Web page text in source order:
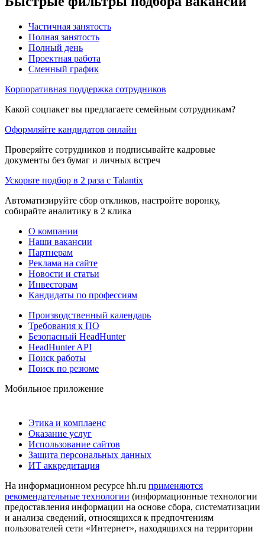
Частичная занятость
Полная занятость
Полный день
Проектная работа
Сменный график
Корпоративная поддержка сотрудников
Какой соцпакет вы предлагаете семейным сотрудникам?
Оформляйте кандидатов онлайн
Проверяйте сотрудников и подписывайте кадровые
документы без бумаг и личных встреч
Ускорьте подбор в 2 раза с Talantix
Автоматизируйте сбор откликов, настройте воронку,
собирайте аналитику в 2 клика
О компании
Наши вакансии
Партнерам
Реклама на сайте
Новости и статьи
Инвесторам
Кандидаты по профессиям
Производственный календарь
Требования к ПО
Безопасный HeadHunter
HeadHunter API
Поиск работы
Поиск по резюме
Мобильное приложение
Этика и комплаенс
Оказание услуг
Использование сайтов
Защита персональных данных
ИТ аккредитация
На информационном ресурсе hh.ru применяются
рекомендательные технологии (информационные технологии
предоставления информации на основе сбора, систематизации
и анализа сведений, относящихся к предпочтениям
пользователей сети «Интернет», находящихся на территории